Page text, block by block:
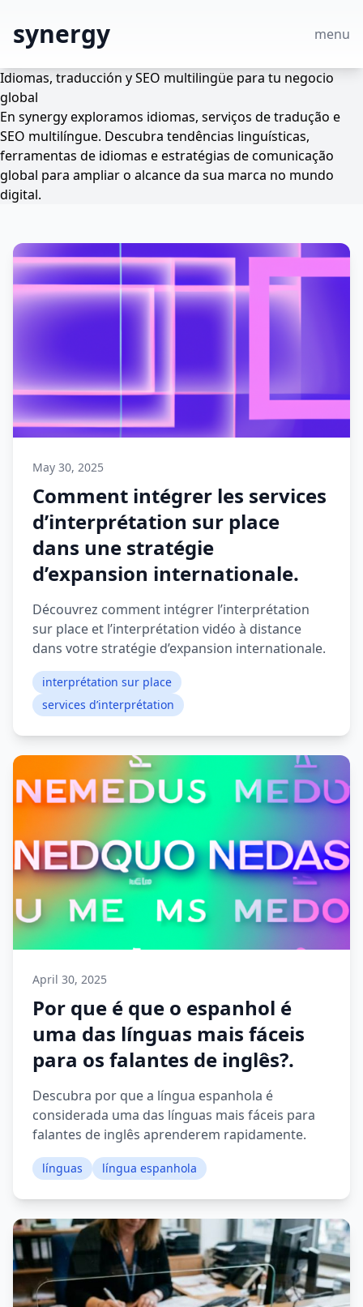
synergy menu
Idiomas, traducción y SEO multilingüe para tu negocio
global
En synergy exploramos idiomas, serviços de tradução e
SEO multilíngue. Descubra tendências linguísticas,
ferramentas de idiomas e estratégias de comunicação
global para ampliar o alcance da sua marca no mundo
digital.
May 30, 2025
Comment intégrer les services
d’interprétation sur place
dans une stratégie
d’expansion internationale.
Découvrez comment intégrer l’interprétation
sur place et l’interprétation vidéo à distance
dans votre stratégie d’expansion internationale.
interprétation sur place
services d’interprétation
April 30, 2025
Por que é que o espanhol é
uma das línguas mais fáceis
para os falantes de inglês?.
Descubra por que a língua espanhola é
considerada uma das línguas mais fáceis para
falantes de inglês aprenderem rapidamente.
línguas língua espanhola